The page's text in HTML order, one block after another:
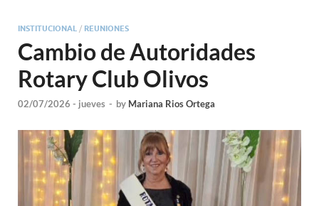
INSTITUCIONAL / REUNIONES
Cambio de Autoridades
Rotary Club Olivos
02/07/2026 - jueves - by Mariana Rios Ortega